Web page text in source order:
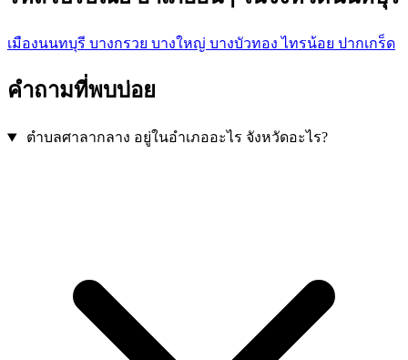
เมืองนนทบุรี บางกรวย บางใหญ่ บางบัวทองไทรน้อย ปากเกร็ด
คำถามที่พบบ่อย
ตำบลศาลากลาง อยู่ในอำเภออะไร จังหวัดอะไร?